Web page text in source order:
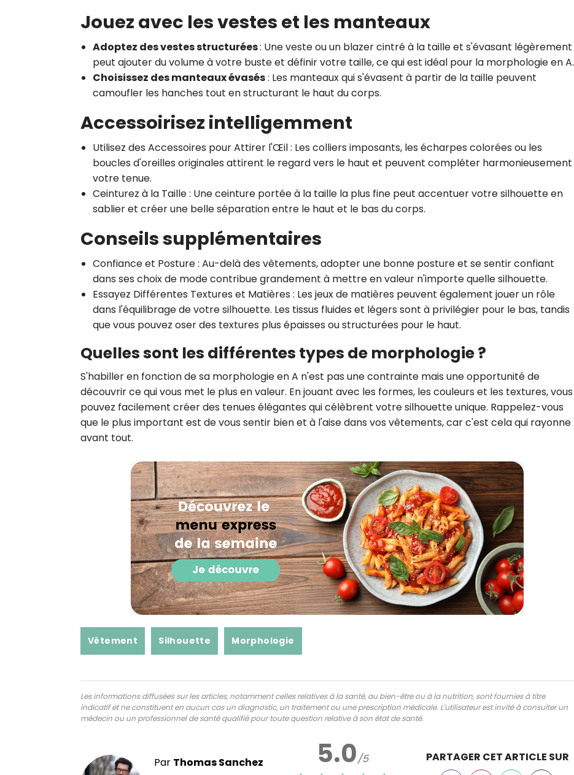
Jouez avec les vestes et les manteaux
Adoptez des vestes structurées: Une veste ou un blazer cintré à la taille et s'évasant légèrement
peut ajouter du volume à votre buste et définir votre taille, ce qui est idéal pour la morphologie en A.
Choisissez des manteaux évasés: Les manteaux qui s'évasent à partir de la taille peuvent
camoufler les hanches tout en structurant le haut du corps.
Accessoirisez intelligemment
Utilisez des Accessoires pour Attirer l'Œil: Les colliers imposants, les écharpes colorées ou les
boucles d'oreilles originales attirent le regard vers le haut et peuvent compléter harmonieusement
votre tenue.
Ceinturez à la Taille: Une ceinture portée à la taille la plus fine peut accentuer votre silhouette en
sablier et créer une belle séparation entre le haut et le bas du corps.
Conseils supplémentaires
Confiance et Posture: Au-delà des vêtements, adopter une bonne posture et se sentir confiant
dans ses choix de mode contribue grandement à mettre en valeur n'importe quelle silhouette.
Essayez Différentes Textures et Matières : Les jeux de matières peuvent également jouer un rôle
dans l'équilibrage de votre silhouette. Les tissus fluides et légers sont à privilégier pour le bas, tandis
que vous pouvez oser des textures plus épaisses ou structurées pour le haut.
Quelles sont les différentes types de morphologie ?
S'habiller en fonction de sa morphologie en A n'est pas une contrainte mais une opportunité de
découvrir ce qui vous met le plus en valeur. En jouant avec les formes, les couleurs et les textures, vous
pouvez facilement créer des tenues élégantes qui célèbrent votre silhouette unique. Rappelez-vous
que le plus important est de vous sentir bien et à l'aise dans vos vêtements, car c'est cela qui rayonne
avant tout.
Vêtement Silhouette Morphologie
Les informations diffusées sur les articles, notamment celles relatives à la santé, au bien-être ou à la nutrition, sont fournies à titre
indicatif et ne constituent en aucun cas un diagnostic, un traitement ou une prescription médicale. L'utilisateur est invité à consulter un
médecin ou un professionnel de santé qualifié pour toute question relative à son état de santé.
Par Thomas Sanchez
5.0/5 PARTAGER CET ARTICLE SUR